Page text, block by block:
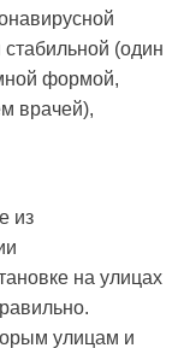
(один
формой,
врачей),
из
на улицах
улицам и